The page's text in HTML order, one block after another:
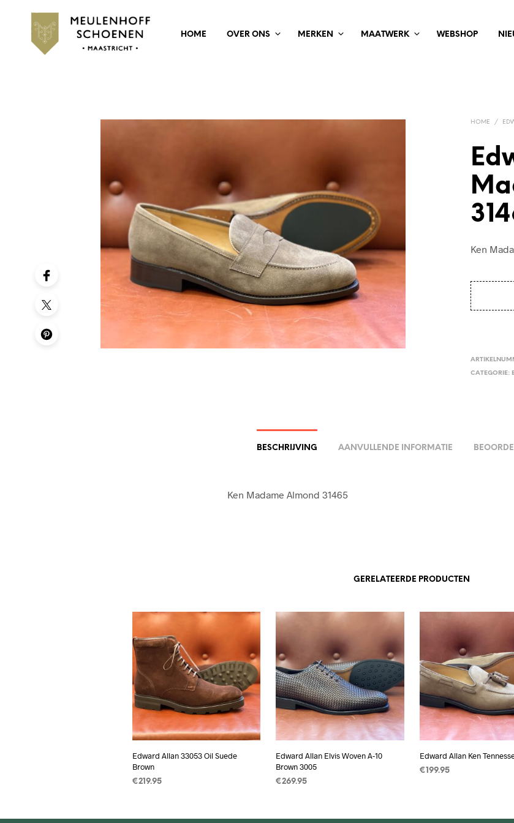
HOME OVER ONS MERKEN MAATWERK WEBSHOP
HOME /
Ken
CATEGORIE:
BESCHRIJVING AANVULLENDE INFORMATIE
Ken Madame Almond 31465
GERELATEERDE PRODUCTEN
Edward Allan 33053 Oil Suede
Brown
€219.95
Edward Allan Elvis Woven A-10
Brown 3005
€269.95
Edward Allan Ken
€ 199.95